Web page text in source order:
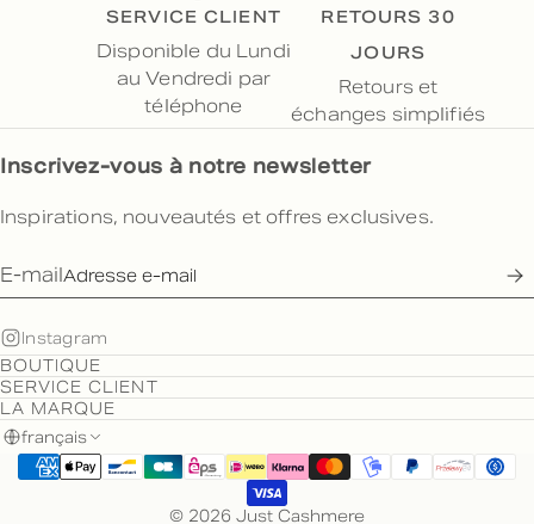
SERVICE CLIENT
Disponible du Lundi
au Vendredi par
téléphone
RETOURS 30
JOURS
Retours et
échanges simplifiés
Inscrivez-vous à notre newsletter
Inspirations, nouveautés et offres exclusives.
E-mail
Instagram
BOUTIQUE
SERVICE CLIENT
LA MARQUE
français
© 2026 Just Cashmere